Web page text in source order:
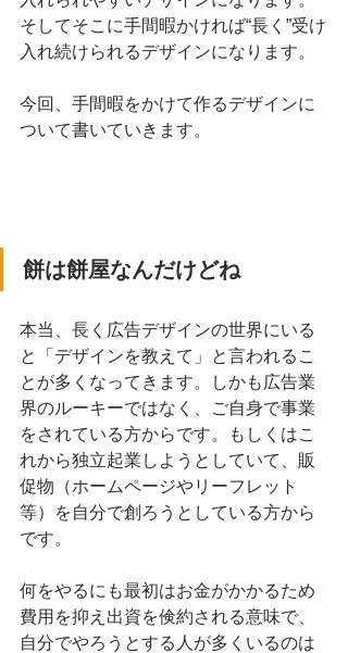
そしてそこに手間暇かければ“長く”受け
入れ続けられるデザインになります。
今回、手間暇をかけて作るデザインに
ついて書いていきます。
餅は餅屋なんだけどね
本当、長く広告デザインの世界にいる
と「デザインを教えて」と言われるこ
とが多くなってきます。しかも広告業
界のルーキーではなく、ご自身で事業
をされている方からです。もしくはこ
れから独立起業しようとしていて、販
促物（ホームページやリーフレット
等）を自分で創ろうとしている方から
です。
何をやるにも最初はお金がかかるため
費用を抑え出資を倹約される意味で、
自分でやろうとする人が多くいるのは